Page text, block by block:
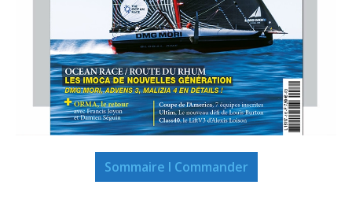
Sommaire I Commander